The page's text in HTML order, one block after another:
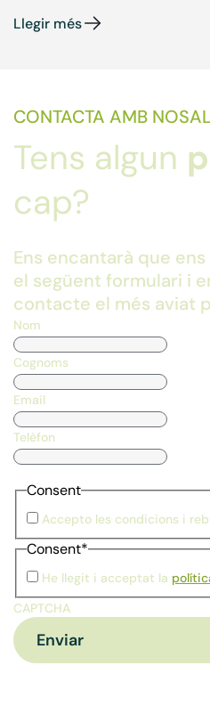
Llegir més
CONTACTA AMB
Tens algun
cap?
Ens encantarà que ens
el següent formulari i
contacte el més aviat
Nom
Cognoms
Email
Telèfon
Consent
Accepto les condicions i
Consent*
He llegit i acceptat la
CAPTCHA